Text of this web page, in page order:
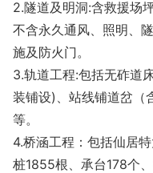
2.隧道及明洞:含救援场
不含永久通风、照明、
施及防火门。
3.轨道工程:包括无砟道
装铺设)、站线铺道岔（
等。
4.桥涵工程：包括仙居
桩1855根、承台178个